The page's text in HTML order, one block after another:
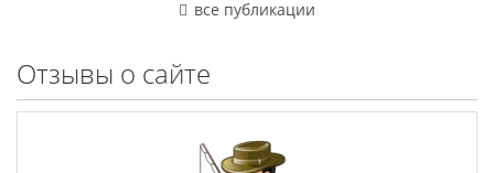
все публикации
Отзывы о сайте